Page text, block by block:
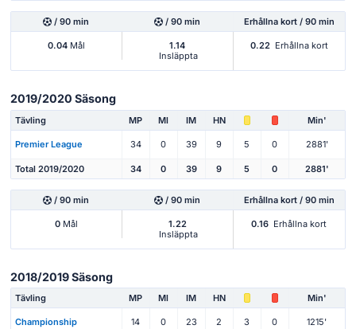
/ 90 min / 90 min Erhållna kort / 90 min
0.04Mål
1.14
Insläppta
0.22 Erhållna kort
2019/2020 Säsong
Tävling MP Ml IM HN Min'
Premier League 34 0 39 9 5 0 2881'
Total 2019/2020 34 0 39 9 5 0 2881'
/ 90 min / 90 min Erhållna kort / 90 min
0Mål
1.22
Insläppta
0.16 Erhållna kort
2018/2019 Säsong
Tävling MP Ml IM HN Min'
Championship 14 0 23 2 3 0 1215'